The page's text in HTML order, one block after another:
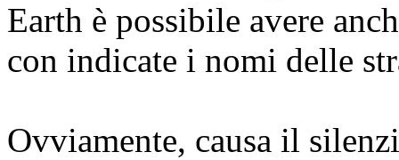
Earth è possibile avere
con indicate i nomi delle
Ovviamente, causa il